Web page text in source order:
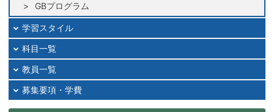
GBプログラム
学習スタイル
科目一覧
教員一覧
募集要項・学費